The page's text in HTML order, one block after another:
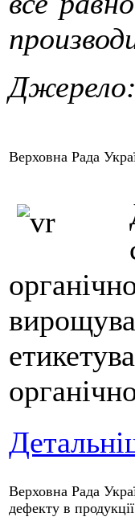
Джерело:
Верховна Рада
Верховна Рада
дефекту в